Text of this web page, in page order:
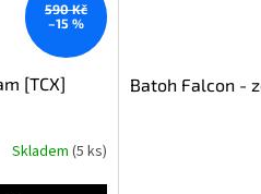
590 Kč
–15 %
[TCX]
Skladem (5 ks)
Batoh Falcon -